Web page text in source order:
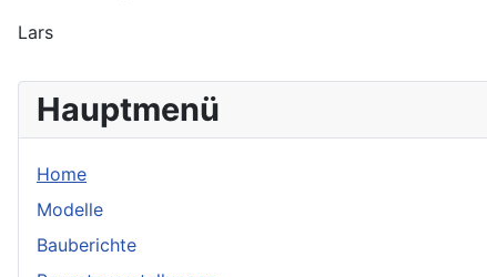
Hauptmenü
Home
Modelle
Bauberichte
Lars